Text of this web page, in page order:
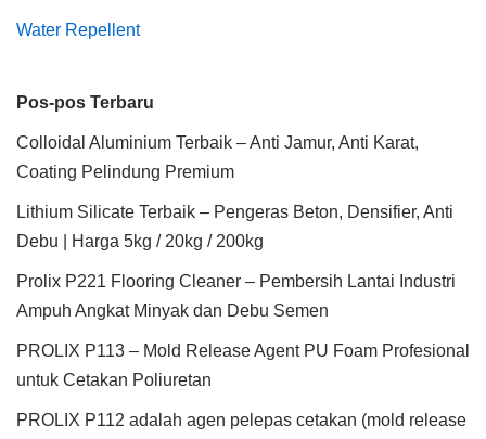
Water Repellent
Pos-pos Terbaru
Colloidal Aluminium Terbaik – Anti Jamur, Anti Karat,
Coating Pelindung Premium
Lithium Silicate Terbaik – Pengeras Beton, Densifier, Anti
Debu | Harga 5kg / 20kg / 200kg
Prolix P221 Flooring Cleaner – Pembersih Lantai Industri
Ampuh Angkat Minyak dan Debu Semen
PROLIX P113 – Mold Release Agent PU Foam Profesional
untuk Cetakan Poliuretan
PROLIX P112 adalah agen pelepas cetakan (mold release